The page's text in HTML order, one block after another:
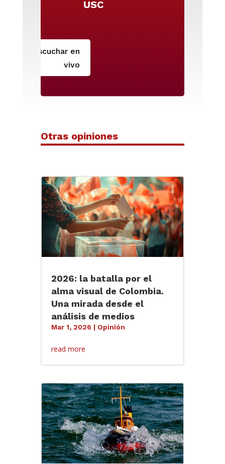
USC
Escuchar en
vivo
Otras opiniones
2026: la batalla por el
alma visual de Colombia.
Una mirada desde el
análisis de medios
Mar 1, 2026 | Opinión
read more